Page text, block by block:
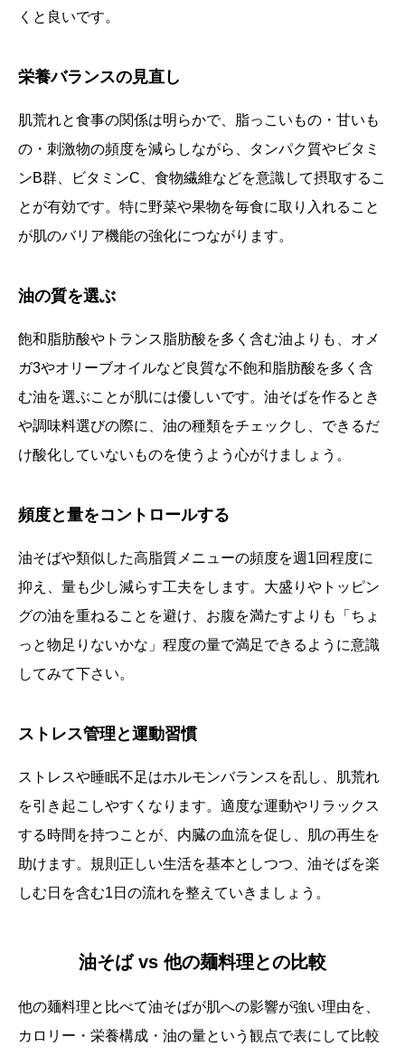
くと良いです。
栄養バランスの見直し
肌荒れと食事の関係は明らかで、脂っこいもの・甘いも
の・刺激物の頻度を減らしながら、タンパク質やビタミ
ンB群、ビタミンC、食物繊維などを意識して摂取するこ
とが有効です。特に野菜や果物を毎食に取り入れること
が肌のバリア機能の強化につながります。
油の質を選ぶ
飽和脂肪酸やトランス脂肪酸を多く含む油よりも、オメ
ガ3やオリーブオイルなど良質な不飽和脂肪酸を多く含
む油を選ぶことが肌には優しいです。油そばを作るとき
や調味料選びの際に、油の種類をチェックし、できるだ
け酸化していないものを使うよう心がけましょう。
頻度と量をコントロールする
油そばや類似した高脂質メニューの頻度を週1回程度に
抑え、量も少し減らす工夫をします。大盛りやトッピン
グの油を重ねることを避け、お腹を満たすよりも「ちょ
っと物足りないかな」程度の量で満足できるように意識
してみて下さい。
ストレス管理と運動習慣
ストレスや睡眠不足はホルモンバランスを乱し、肌荒れ
を引き起こしやすくなります。適度な運動やリラックス
する時間を持つことが、内臓の血流を促し、肌の再生を
助けます。規則正しい生活を基本としつつ、油そばを楽
しむ日を含む1日の流れを整えていきましょう。
油そば vs 他の麺料理との比較
他の麺料理と比べて油そばが肌への影響が強い理由を、
カロリー・栄養構成・油の量という観点で表にして比較